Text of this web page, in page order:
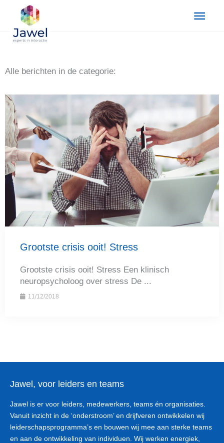
inhoud
Alle berichten in de categorie:
Grootste crisis ooit! Stress
Grootste crisis ooit! Stress Een klinisch
neuropsycholoog over stress De ...
11/12/2018
Jawel, voor leiders en teams
Jawel is er voor leiders, medewerkers, teams én organisaties.
Vanuit inzicht in de ‘onderstroom’ en drijfveren ontwikkelen wij
leiderschapsprogramma’s en bouwen wij mee aan sterke teams
en aan de ontwikkeling van individuen. Wij werken energiek,